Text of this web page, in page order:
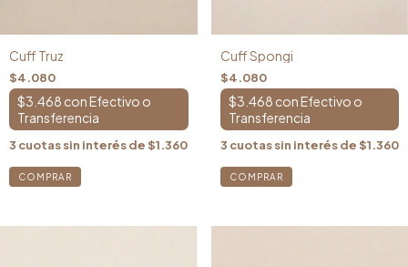
Cuff Truz
$4.080
$3.468 con
3 cuotas sin interés de$1.360
Cuff Spongi
$4.080
$3.468 con
3 cuotas sin interés de$1.360